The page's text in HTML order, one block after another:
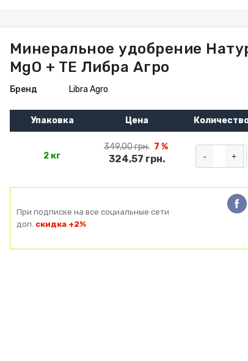
Минеральное удобрение
MgO + TE Либра Агро
Бренд Libra Agro
Упаковка Цена
2 кг
349,00 грн. 7 %
324,57 грн. +
При подписке на все социальные сети
доп. скидка +2%